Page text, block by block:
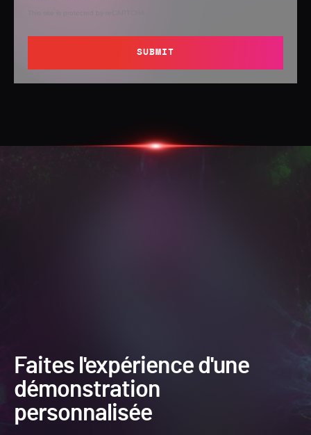
This site is protected by reCAPTCHA.
SUBMIT
Faites l'expérience d'une
démonstration
personnalisée